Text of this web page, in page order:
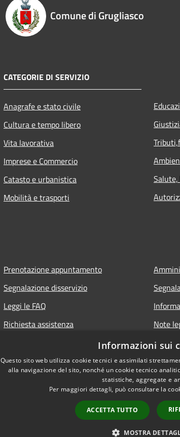
Comune di Grugliasco
CATEGORIE DI SERVIZIO
Anagrafe e stato civile
Cultura e tempo libero
Vita lavorativa
Imprese e Commercio
Catasto e urbanistica
Mobilità e trasporti
Salute,
Prenotazione appuntamento
Segnalazione disservizio
Leggi le FAQ
Richiesta assistenza
Note
Informazioni sui
Questo sito web utilizza cookie tecnici e assimilati
alla navigazione del sito, nonché un cookie tecnico
statistiche, aggregate e
Per maggiori dettagli, può consultare la
ACCETTA TUTTO
MOSTRA